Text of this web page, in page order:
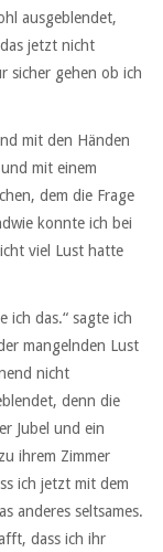
ausgeblendet,
jetzt nicht
sicher gehen ob ich
mit den Händen
mit einem
dem die Frage
konnte ich bei
viel Lust hatte
ich das.“ sagte ich
mangelnden Lust
nicht
denn die
Jubel und ein
ihrem Zimmer
ich jetzt mit dem
anderes seltsames.
dass ich ihr